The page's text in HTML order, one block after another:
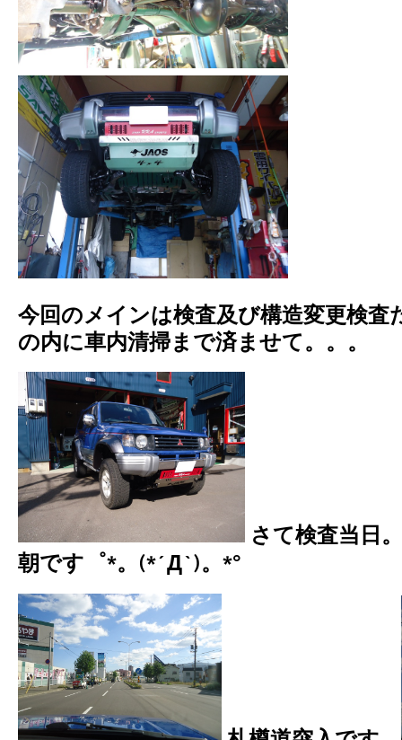
今回のメインは検査及び構造変更検査
の内に車内清掃まで済ませて。。。
さて検査当日
朝です゜*。(*´Д`)。*°